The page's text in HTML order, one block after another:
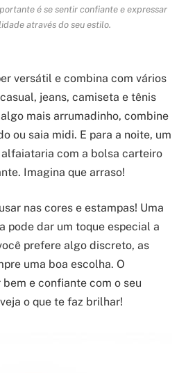
é se sentir confiante e expressar
através do seu estilo.
versátil e combina com vários
jeans, camiseta e tênis
mais arrumadinho, combine
ou saia midi. E para a noite, um
com a bolsa carteiro
Imagina que arraso!
nas cores e estampas! Uma
pode dar um toque especial a
prefere algo discreto, as
uma boa escolha. O
e confiante com o seu
o que te faz brilhar!